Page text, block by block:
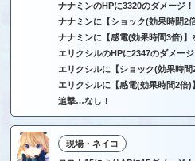
ナナミンのHPに3320のダメージ！
ナナミンに【ショック(効果時間2
ナナミンに【感電(効果時間3倍)】
エリクシルのHPに2347のダメージ
エリクシルに【ショック(効果時間
エリクシルに【感電(効果時間2倍)
追撃…なし！
現場・ネイコ